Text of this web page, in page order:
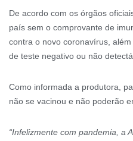
De acordo com os órgãos
país sem o comprovante de
contra o novo coronavírus,
de teste negativo ou não
Como informada a produtora,
não se vacinou e não poderão
“Infelizmente com pandemia, a